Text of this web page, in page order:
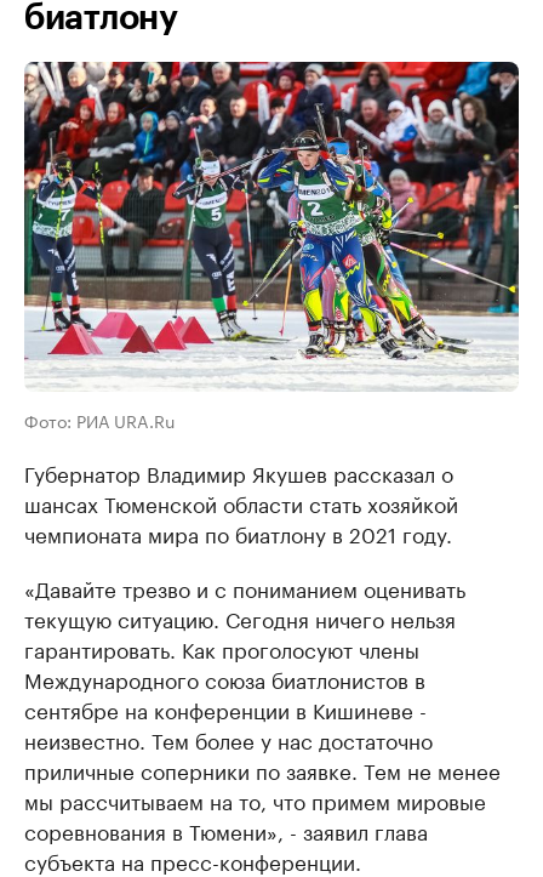
биатлону
Фото: РИА URA.Ru
Губернатор Владимир Якушев рассказал о
шансах Тюменской области стать хозяйкой
чемпионата мира по биатлону в 2021 году.
«Давайте трезво и с пониманием оценивать
текущую ситуацию. Сегодня ничего нельзя
гарантировать. Как проголосуют члены
Международного союза биатлонистов в
сентябре на конференции в Кишиневе -
неизвестно. Тем более у нас достаточно
приличные соперники по заявке. Тем не менее
мы рассчитываем на то, что примем мировые
соревнования в Тюмени», - заявил глава
субъекта на пресс-конференции.